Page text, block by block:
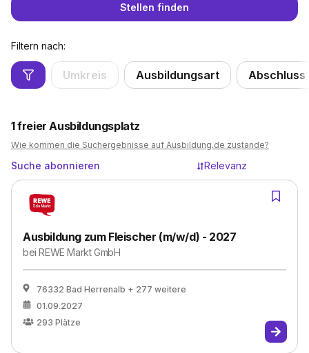
Stellen finden
Filtern nach:
Umkreis Ausbildungsart Abschluss
1freier Ausbildungsplatz
Wie kommen die Suchergebnisse auf Ausbildung.de zustande?
Suche abonnieren Relevanz
Ausbildung zum Fleischer (m/w/d) - 2027
beiREWE Markt GmbH
76332 Bad Herrenalb + 277 weitere
01.09.2027
293 Plätze